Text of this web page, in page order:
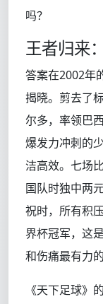
吗？
王者归来
答案在2002年
揭晓。剪去了
尔多，率领巴
爆发力冲刺的
洁高效。七场
国队时独中两
祝时，所有积
界杯冠军，这
和伤痛最有力的
《天下足球》